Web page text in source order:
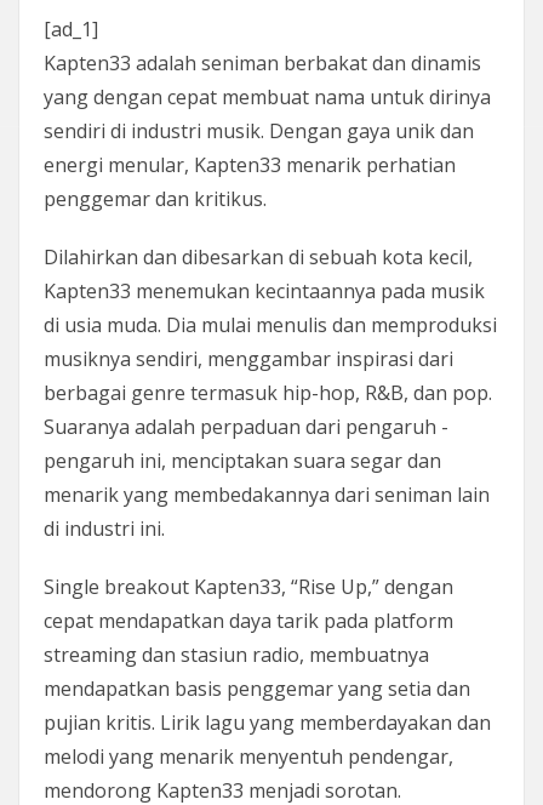
[ad_1]
Kapten33 adalah seniman berbakat dan dinamis
yang dengan cepat membuat nama untuk dirinya
sendiri di industri musik. Dengan gaya unik dan
energi menular, Kapten33 menarik perhatian
penggemar dan kritikus.
Dilahirkan dan dibesarkan di sebuah kota kecil,
Kapten33 menemukan kecintaannya pada musik
di usia muda. Dia mulai menulis dan memproduksi
musiknya sendiri, menggambar inspirasi dari
berbagai genre termasuk hip-hop, R&B, dan pop.
Suaranya adalah perpaduan dari pengaruh -
pengaruh ini, menciptakan suara segar dan
menarik yang membedakannya dari seniman lain
di industri ini.
Single breakout Kapten33, “Rise Up,” dengan
cepat mendapatkan daya tarik pada platform
streaming dan stasiun radio, membuatnya
mendapatkan basis penggemar yang setia dan
pujian kritis. Lirik lagu yang memberdayakan dan
melodi yang menarik menyentuh pendengar,
mendorong Kapten33 menjadi sorotan.